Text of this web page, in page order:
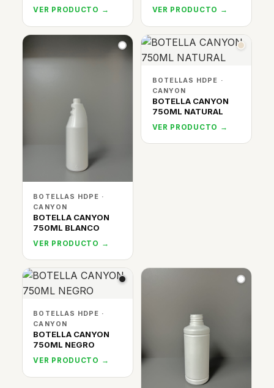
VER PRODUCTO → VER PRODUCTO →
BOTELLAS HDPE ·
CANYON
BOTELLA CANYON
750ML BLANCO
VER PRODUCTO →
BOTELLAS HDPE ·
CANYON
BOTELLA CANYON
750ML NATURAL
VER PRODUCTO →
BOTELLAS HDPE ·
CANYON
BOTELLA CANYON
750ML NEGRO
VER PRODUCTO →